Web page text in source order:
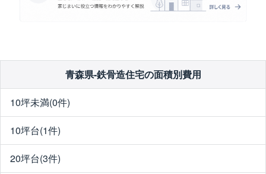
青森県-鉄骨造住宅の面積別費用
10坪未満(0件)
10坪台(1件)
20坪台(3件)